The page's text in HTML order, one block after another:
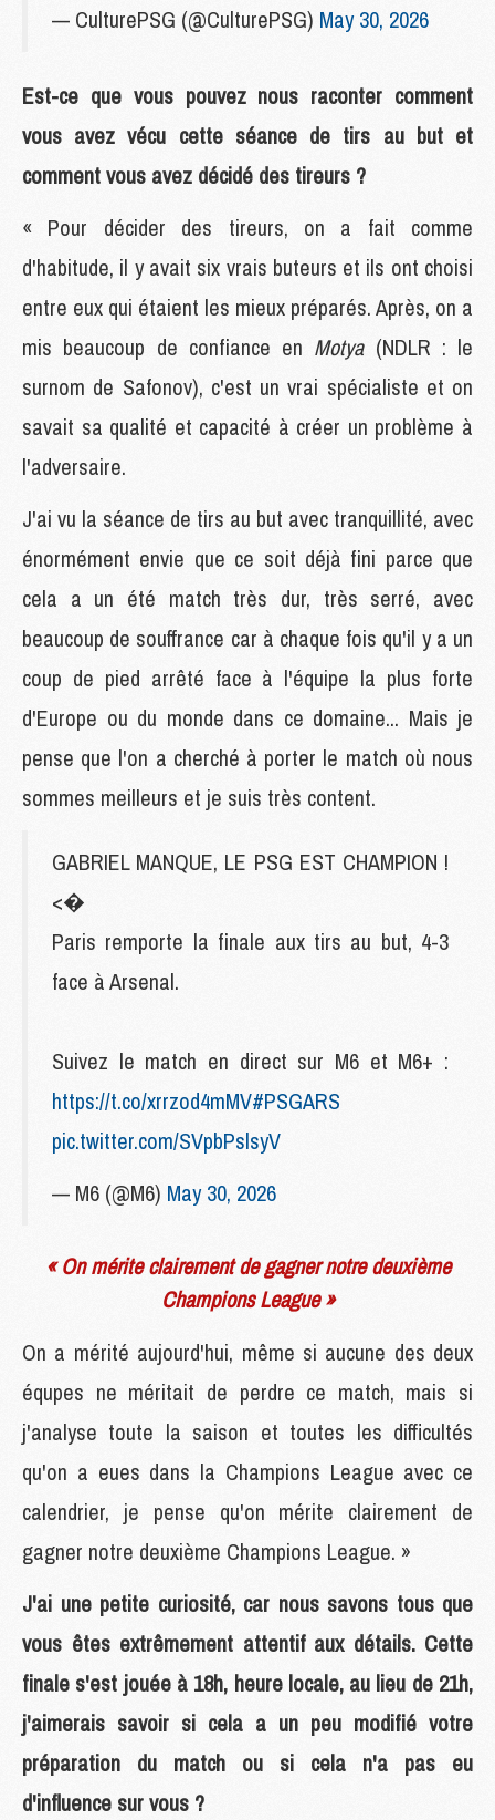
— CulturePSG (@CulturePSG) May 30, 2026
Est-ce que vous pouvez nous raconter comment
vous avez vécu cette séance de tirs au but et
comment vous avez décidé des tireurs ?
« Pour décider des tireurs, on a fait comme
d'habitude, il y avait six vrais buteurs et ils ont choisi
entre eux qui étaient les mieux préparés. Après, on a
mis beaucoup de confiance en Motya (NDLR : le
surnom de Safonov), c'est un vrai spécialiste et on
savait sa qualité et capacité à créer un problème à
l'adversaire.
J'ai vu la séance de tirs au but avec tranquillité, avec
énormément envie que ce soit déjà fini parce que
cela a un été match très dur, très serré, avec
beaucoup de souffrance car à chaque fois qu'il y a un
coup de pied arrêté face à l'équipe la plus forte
d'Europe ou du monde dans ce domaine... Mais je
pense que l'on a cherché à porter le match où nous
sommes meilleurs et je suis très content.
GABRIEL MANQUE, LE PSG EST CHAMPION !
<�
Paris remporte la finale aux tirs au but, 4-3
face à Arsenal.
Suivez le match en direct sur M6 et M6+ :
https://t.co/xrrzod4mMV#PSGARS
pic.twitter.com/SVpbPslsyV
— M6 (@M6) May 30, 2026
« On mérite clairement de gagner notre deuxième
Champions League »
On a mérité aujourd'hui, même si aucune des deux
équpes ne méritait de perdre ce match, mais si
j'analyse toute la saison et toutes les difficultés
qu'on a eues dans la Champions League avec ce
calendrier, je pense qu'on mérite clairement de
gagner notre deuxième Champions League. »
J'ai une petite curiosité, car nous savons tous que
vous êtes extrêmement attentif aux détails. Cette
finale s'est jouée à 18h, heure locale, au lieu de 21h,
j'aimerais savoir si cela a un peu modifié votre
préparation du match ou si cela n'a pas eu
d'influence sur vous ?